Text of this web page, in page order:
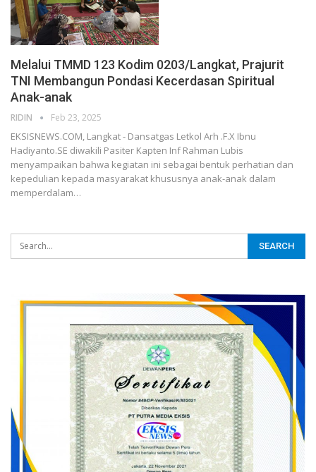
Melalui TMMD 123 Kodim 0203/Langkat, Prajurit
TNI Membangun Pondasi Kecerdasan Spiritual
Anak-anak
RIDIN Feb 23, 2025
EKSISNEWS.COM, Langkat - Dansatgas Letkol Arh .F.X Ibnu
Hadiyanto.SE diwakili Pasiter Kapten Inf Rahman Lubis
menyampaikan bahwa kegiatan ini sebagai bentuk perhatian dan
kepedulian kepada masyarakat khususnya anak-anak dalam
memperdalam…